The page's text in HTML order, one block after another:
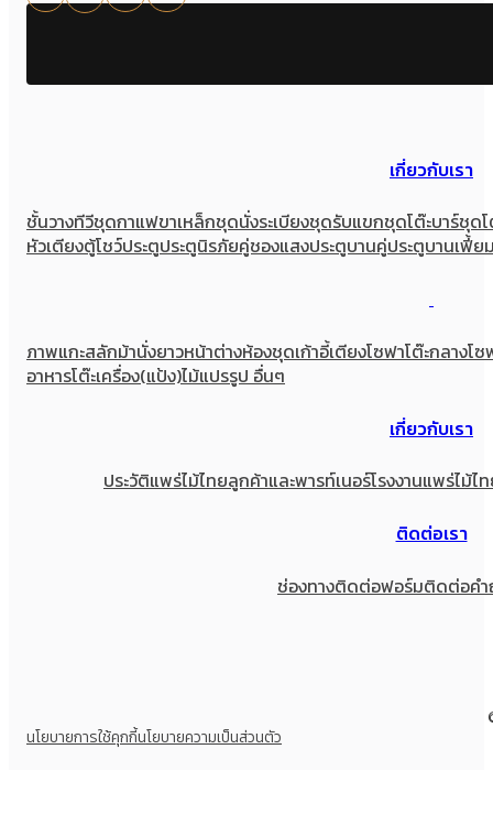
เกี่ยวกับเรา
ชั้นวางทีวีชุดกาแฟขาเหล็กชุดนั่งระเบียงชุดรับแขกชุดโต๊ะบาร์ชุดโ
หัวเตียงตู้โชว์ประตูประตูนิรภัยคู่ชองแสงประตูบานคู่ประตูบานเฟี้ย
ภาพแกะสลักม้านั่งยาวหน้าต่างห้องชุดเก้าอี้เตียงโซฟาโต๊ะกลางโซ
อาหารโต๊ะเครื่อง(แป้ง)ไม้แปรรูป อื่นๆ
เกี่ยวกับเรา
ประวัติแพร่ไม้ไทยลูกค้าและพารท์เนอร์โรงงานแพร่ไม้ไ
ติดต่อเรา
ช่องทางติดต่อฟอร์มติดต่อค
นโยบายการใช้คุกกี้นโยบายความเป็นส่วนตัว